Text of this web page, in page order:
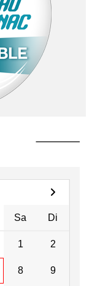
Sa Di
1 2
8 9